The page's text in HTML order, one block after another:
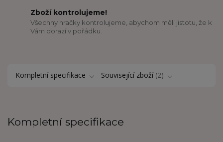
Zboží kontrolujeme!
Všechny hračky kontrolujeme, abychom měli jistotu, že k
Vám dorazí v pořádku.
Kompletní specifikace Související zboží 2
Kompletní specifikace